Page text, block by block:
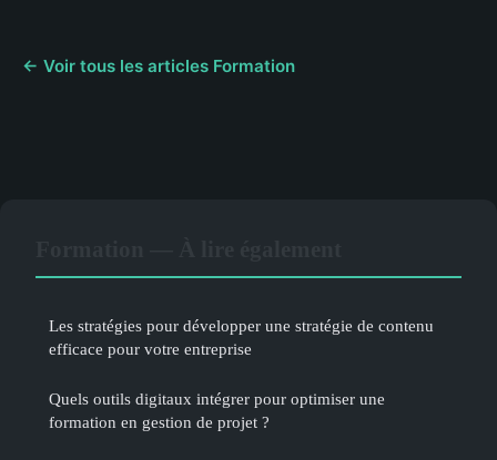
← Voir tous les articles Formation
Les stratégies pour développer une stratégie de contenu
efficace pour votre entreprise
Quels outils digitaux intégrer pour optimiser une
formation en gestion de projet ?